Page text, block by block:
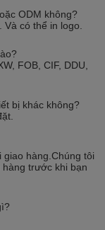
ODM không?
có thể in logo.
FOB, CIF, DDU,
bị khác không?
hàng.Chúng tôi
trước khi bạn